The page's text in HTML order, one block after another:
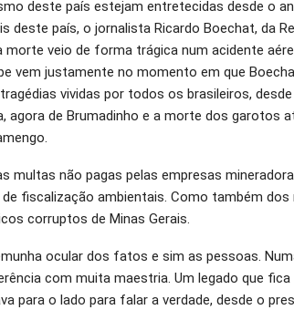
deste país estejam entretecidas desde o
deste país, o jornalista Ricardo Boechat, da
morte veio de forma trágica num acidente
vem justamente no momento em que
vividas por todos os brasileiros,
agora de Brumadinho e a morte dos garotos
multas não pagas pelas empresas
fiscalização ambientais. Como também dos
corruptos de Minas Gerais.
ocular dos fatos e sim as pessoas.
com muita maestria. Um legado que fica
para o lado para falar a verdade, desde o